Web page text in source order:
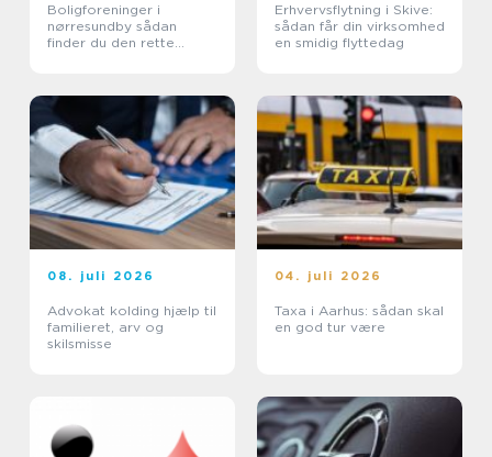
Boligforeninger i
nørresundby sådan
finder du den rette
Erhvervsflytning i Skive:
sådan får din virksomhed
en smidig flyttedag
08. juli 2026
Advokat kolding hjælp til
familieret, arv og
skilsmisse
04. juli 2026
Taxa i Aarhus: sådan skal
en god tur være